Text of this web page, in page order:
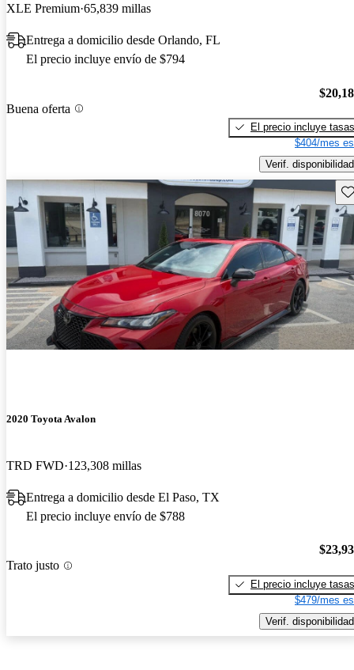
XLE Premium 65,839 millas
Entrega a domicilio desde Orlando, FL
El precio incluye envío de $794
Buena oferta
El precio incluye tasas
$404/mes
Verif. disponibilidad
2020 Toyota Avalon
TRD FWD 123,308 millas
Entrega a domicilio desde El Paso, TX
El precio incluye envío de $788
Trato justo
El precio incluye tasas
$479/mes
Verif. disponibilidad